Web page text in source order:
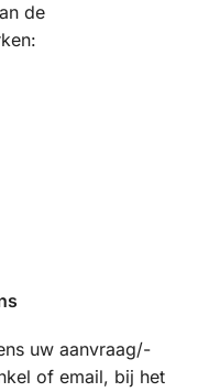
de
uw aanvraag/-
of email, bij het